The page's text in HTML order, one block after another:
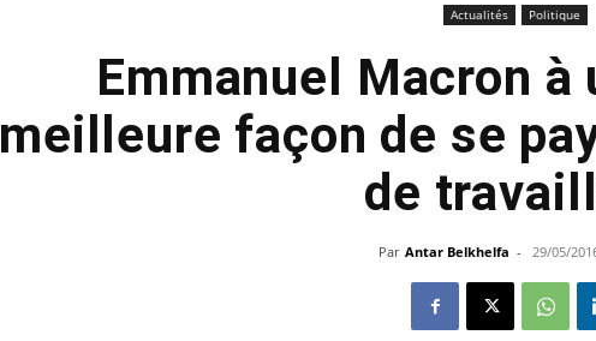
Actualités Politique
Emmanuel Macron à
meilleure façon de se
de
Par Antar Belkhelfa - 29/05/